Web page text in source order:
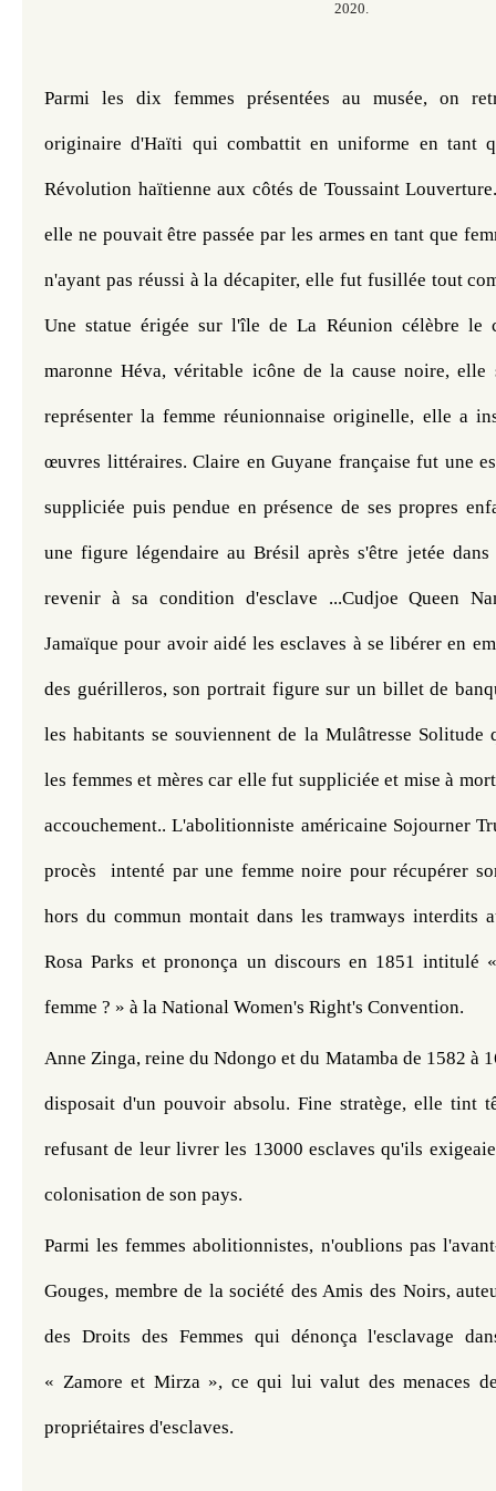
2020.
Parmi les dix femmes présentées au musée, on
originaire d'Haïti qui combattit en uniforme en tant
Révolution haïtienne aux côtés de Toussaint
elle ne pouvait être passée par les armes en tant que
n'ayant pas réussi à la décapiter, elle fut fusillée tout
Une statue érigée sur l'île de La Réunion célèbre le
maronne Héva, véritable icône de la cause noire, elle
représenter la femme réunionnaise originelle, elle a
œuvres littéraires. Claire en Guyane française fut une
suppliciée puis pendue en présence de ses propres
une figure légendaire au Brésil après s'être jetée
revenir à sa condition d'esclave ...Cudjoe Queen
Jamaïque pour avoir aidé les esclaves à se libérer en
des guérilleros, son portrait figure sur un billet de
les habitants se souviennent de la Mulâtresse Solitude
les femmes et mères car elle fut suppliciée et mise à
accouchement.. L'abolitionniste américaine Sojourner
procès  intenté par une femme noire pour récupérer
hors du commun montait dans les tramways interdits
Rosa Parks et prononça un discours en 1851 intitulé
femme ? » à la National Women's Right's Convention.
Anne Zinga, reine du Ndongo et du Matamba de 1582 à
disposait d'un pouvoir absolu. Fine stratège, elle tint
refusant de leur livrer les 13000 esclaves qu'ils
colonisation de son pays.
Parmi les femmes abolitionnistes, n'oublions pas
Gouges, membre de la société des Amis des Noirs,
des Droits des Femmes qui dénonça l'esclavage
« Zamore et Mirza », ce qui lui valut des menaces
propriétaires d'esclaves.